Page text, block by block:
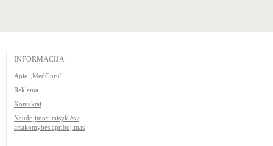
INFORMACIJA
Apie „MedGuru“
Reklama
Kontaktai
Naudojimosi taisyklės /
atsakomybės apribojimas